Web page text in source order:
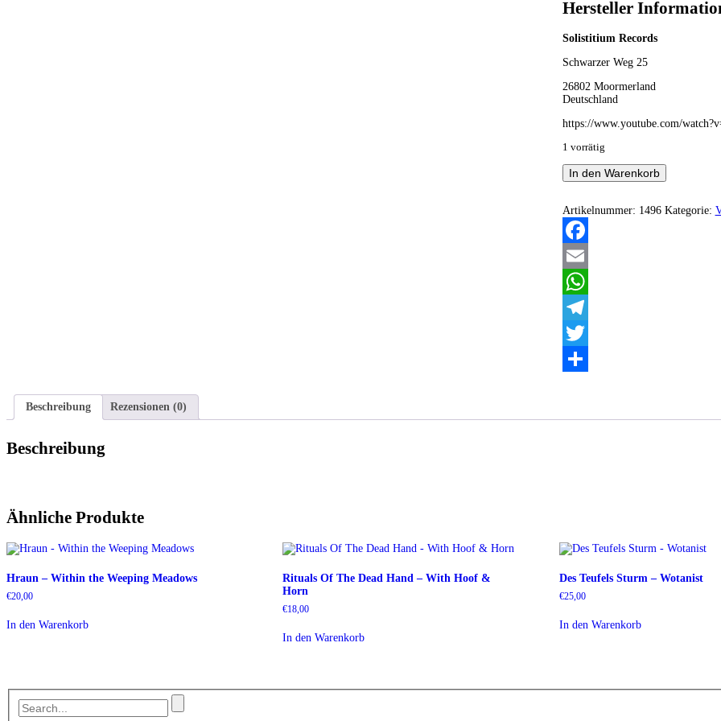
Hersteller
Solistitium Records
Schwarzer Weg 25
26802 Moormerland
Deutschland
https://www.youtube.com/
1 vorrätig
Blodørn
-
inntog
Menge
In den Warenkorb
Artikelnummer: 1496 Kategorie:
Facebook
Email
WhatsApp
Telegram
Twitter
Beschreibung
Rezensionen (0)
Beschreibung
Ähnliche Produkte
Hraun – Within the Weeping Meadows
€20,00
In den Warenkorb
Rituals Of The Dead Hand – With Hoof &
Horn
€18,00
In den Warenkorb
Des Teufels Sturm – Wotanist
€25,00
In den Warenkorb